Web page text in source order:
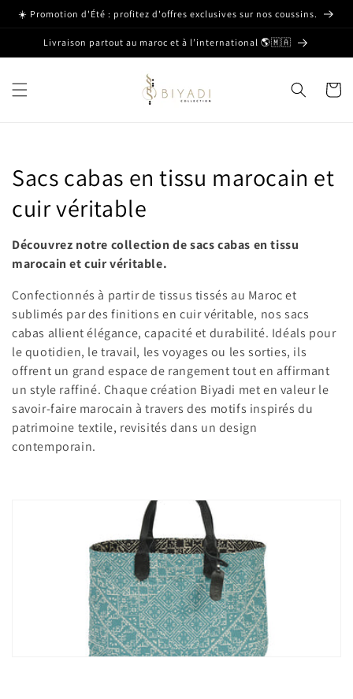
et passer
contenu
☀️ Promotion d'Été : profitez d'offres exclusives sur nos coussins.
Livraison partout au maroc et à l’international 🌎🇲🇦
Panier
C
o
l
l
e
c
t
i
o
n
Sacs cabas en tissu marocain et
cuir véritable
Découvrez notre collection de sacs cabas en tissu
marocain et cuir véritable.
Confectionnés à partir de tissus tissés au Maroc et
sublimés par des finitions en cuir véritable, nos sacs
cabas allient élégance, capacité et durabilité. Idéals pour
le quotidien, le travail, les voyages ou les sorties, ils
offrent un grand espace de rangement tout en affirmant
un style raffiné. Chaque création Biyadi met en valeur le
savoir-faire marocain à travers des motifs inspirés du
patrimoine textile, revisités dans un design
contemporain.